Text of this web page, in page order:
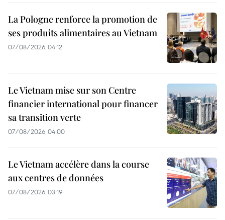
La Pologne renforce la promotion de
ses produits alimentaires au Vietnam
07/08/2026 04:12
Le Vietnam mise sur son Centre
financier international pour financer
sa transition verte
07/08/2026 04:00
Le Vietnam accélère dans la course
aux centres de données
07/08/2026 03:19